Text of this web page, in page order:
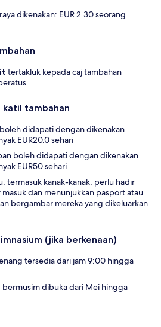
dikenakan: EUR 2.30 seorang
tertakluk kepada caj tambahan
katil tambahan
didapati dengan dikenakan
EUR20.0 sehari
boleh didapati dengan dikenakan
EUR50 sehari
termasuk kanak-kanak, perlu hadir
masuk dan menunjukkan pasport atau
bergambar mereka yang dikeluarkan
(jika berkenaan)
tersedia dari jam 9:00 hingga
bermusim dibuka dari Mei hingga